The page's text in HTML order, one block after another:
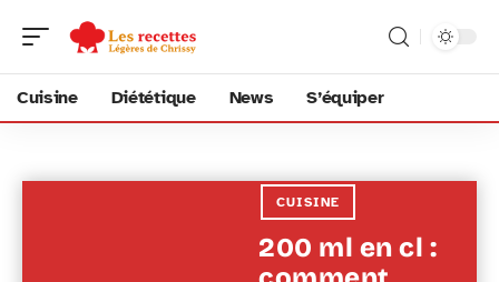
Cuisine Diététique News S’équiper
CUISINE
200 ml en cl :